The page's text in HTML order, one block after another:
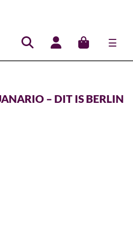
☰
– DIT IS BERLIN